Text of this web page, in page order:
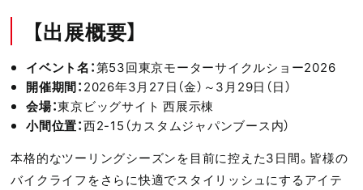
【出展概要】
イベント名：第53回東京モーターサイクルショー2026
開催期間：2026年3月27日（金）～3月29日（日）
会場：東京ビッグサイト 西展示棟
小間位置：西2-15（カスタムジャパンブース内）
本格的なツーリングシーズンを目前に控えた3日間。皆様の
バイクライフをさらに快適でスタイリッシュにするアイテ